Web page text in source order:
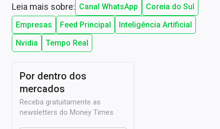
Leia mais sobre: Canal WhatsApp
Coreia do Sul
Empresas
Feed Principal
Inteligência Artificial
Nvidia
Tempo Real
Por dentro dos
mercados
Receba gratuitamente as
newsletters do Money Times